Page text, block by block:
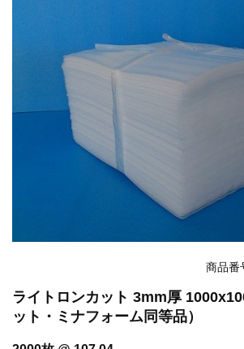
2025.8.4
夏季休業のお知らせ...
2024.2.27
全国へ確実・迅速に納品...
2024.2.27
オンラインショップを開設いたしました。...
商品番
ライトロンカット 3mm厚
ット・ミナフォーム同等品）